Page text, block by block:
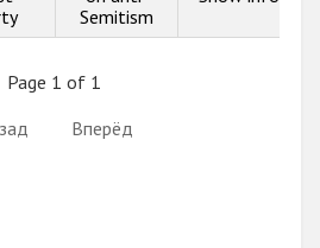
Semitism
Page 1 of 1
Вперёд